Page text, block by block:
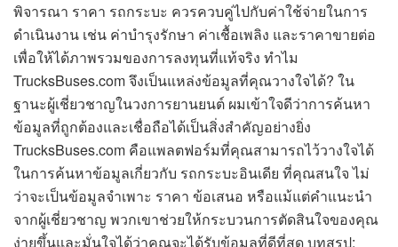
พิจารณา ราคา รถกระบะ ควรควบคู่ไปกับค่าใช้จ่ายในการ
ดำเนินงาน เช่น ค่าบำรุงรักษา ค่าเชื้อเพลิง และราคาขายต่อ
เพื่อให้ได้ภาพรวมของการลงทุนที่แท้จริง ทำไม
TrucksBuses.com จึงเป็นแหล่งข้อมูลที่คุณวางใจได้? ใน
ฐานะผู้เชี่ยวชาญในวงการยานยนต์ ผมเข้าใจดีว่าการค้นหา
ข้อมูลที่ถูกต้องและเชื่อถือได้เป็นสิ่งสำคัญอย่างยิ่ง
TrucksBuses.com คือแพลตฟอร์มที่คุณสามารถไว้วางใจได้
ในการค้นหาข้อมูลเกี่ยวกับ รถกระบะอินเดีย ที่คุณสนใจ ไม่
ว่าจะเป็นข้อมูลจำเพาะ ราคา ข้อเสนอ หรือแม้แต่คำแนะนำ
จากผู้เชี่ยวชาญ พวกเขาช่วยให้กระบวนการตัดสินใจของคุณ
ง่ายขึ้นและมั่นใจได้ว่าคุณจะได้รับข้อมูลที่ดีที่สุด บทสรุป: